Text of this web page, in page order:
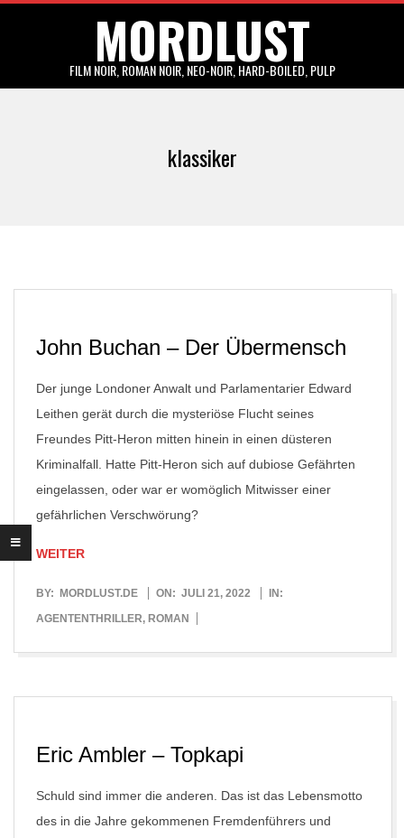
MORDLUST
FILM NOIR, ROMAN NOIR, NEO-NOIR, HARD-BOILED, PULP
klassiker
John Buchan – Der Übermensch
Der junge Londoner Anwalt und Parlamentarier Edward
Leithen gerät durch die mysteriöse Flucht seines
Freundes Pitt-Heron mitten hinein in einen düsteren
Kriminalfall. Hatte Pitt-Heron sich auf dubiose Gefährten
eingelassen, oder war er womöglich Mitwisser einer
gefährlichen Verschwörung?
WEITER
2022-
07-
BY: MORDLUST.DE ON: JULI 21, 2022
IN:
AGENTENTHRILLER, ROMAN
Eric Ambler – Topkapi
Schuld sind immer die anderen. Das ist das Lebensmotto
des in die Jahre gekommenen Fremdenführers und